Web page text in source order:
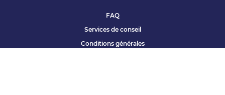
FAQ
Services de conseil
Conditions générales